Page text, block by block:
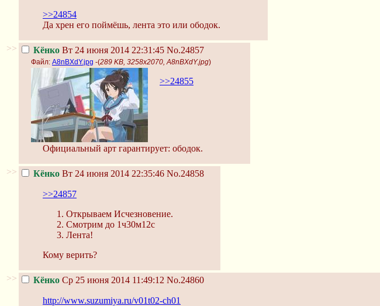
>>24854
Да хрен его поймёшь, лента это или ободок.
>> Кёнко Вт 24 июня 2014 22:31:45 No.24857
Файл: A8nBXdY.jpg -(289 KB, 3258x2070, A8nBXdY.jpg)
>>24855
Официальный арт гарантирует: ободок.
>> Кёнко Вт 24 июня 2014 22:35:46 No.24858
>>24857
Открываем Исчезновение.
Смотрим до 1ч30м12с
Лента!
Кому верить?
>> Кёнко Ср 25 июня 2014 11:49:12 No.24860
http://www.suzumiya.ru/v01t02-ch01